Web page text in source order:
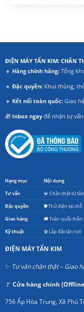
ĐIỆN MÁY TẤN KIM: CHÂN
🔹 Hàng chính hãng:Tổng
🔹 Đặc quyền:Khui thùng,
🔹 Kết nối toàn quốc:Giao
🎁 Inbox ngayđể nhận tư
Hạng mục Nội dung
Tư vấn 💎 Chân thật từ
Đặc quyền 🛡️ Thử điện tại chỗ
Giao hàng 🚚 Toàn quốc thần
Kỹ thuật 🛠️ Lắp đặt tận nơi
ĐIỆN MÁY TẤN KIM
✨ Tư vấn chân thật – Giao
🚩 Cửa hàng chính
756 Ấp Hòa Trung, Xã Phú